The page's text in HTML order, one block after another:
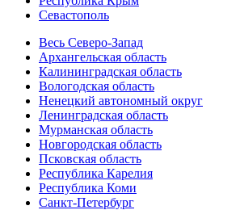
Севастополь
Весь Северо-Запад
Архангельская область
Калининградская область
Вологодская область
Ненецкий автономный округ
Ленинградская область
Мурманская область
Новгородская область
Псковская область
Республика Карелия
Республика Коми
Санкт-Петербург